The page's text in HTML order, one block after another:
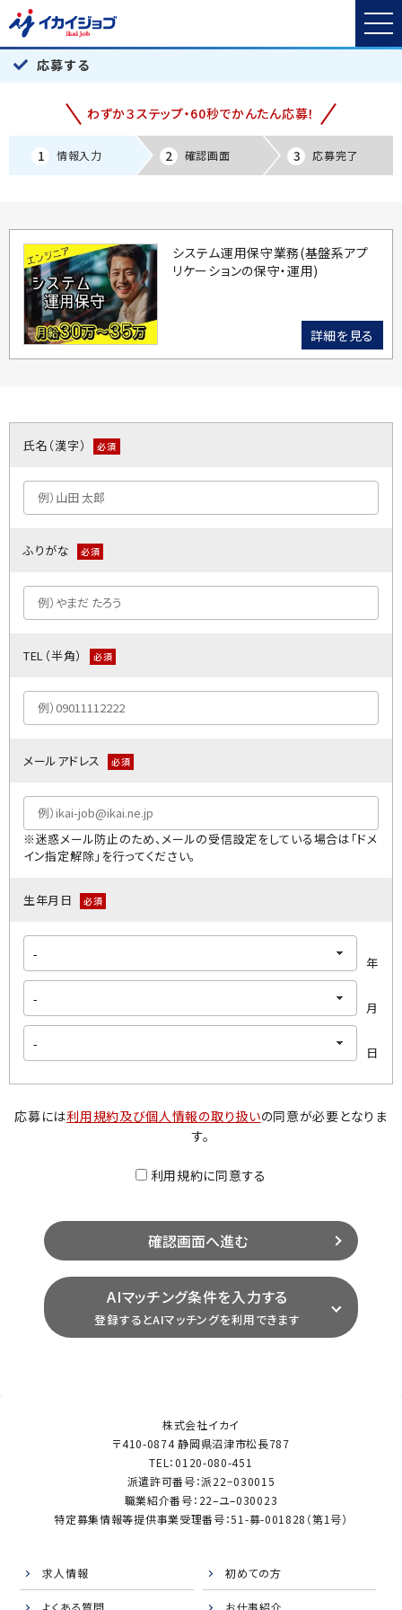
応募する
わずか３ステップ・60秒でかんたん応募！
1 情報入力 2 確認画面 3 応募完了
システム運用保守業務(基盤系アプ
リケーションの保守・運用)
詳細を見る
氏名（漢字） 必須
ふりがな 必須
TEL（半角） 必須
メールアドレス 必須
※迷惑メール防止のため、メールの受信設定をしている場合は「ドメ
イン指定解除」を行ってください｡
生年月日 必須
年
月
日
応募には利用規約及び個人情報の取り扱いの同意が必要となりま
す。
利用規約に同意する
AIマッチング条件を入力する
登録するとAIマッチングを利用できます
株式会社イカイ
〒410-0874 静岡県沼津市松長787
TEL：0120-080-451
派遣許可番号：派22−030015
職業紹介番号：22–ユ–030023
特定募集情報等提供事業受理番号：51-募-001828（第1号）
求人情報 初めての方